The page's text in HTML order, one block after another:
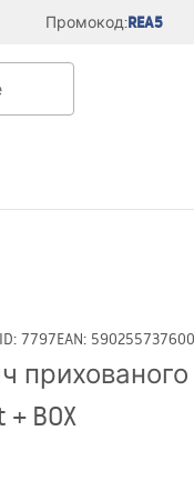
Промокод:REA5
ID: 7797EAN:
прихованого
BOX